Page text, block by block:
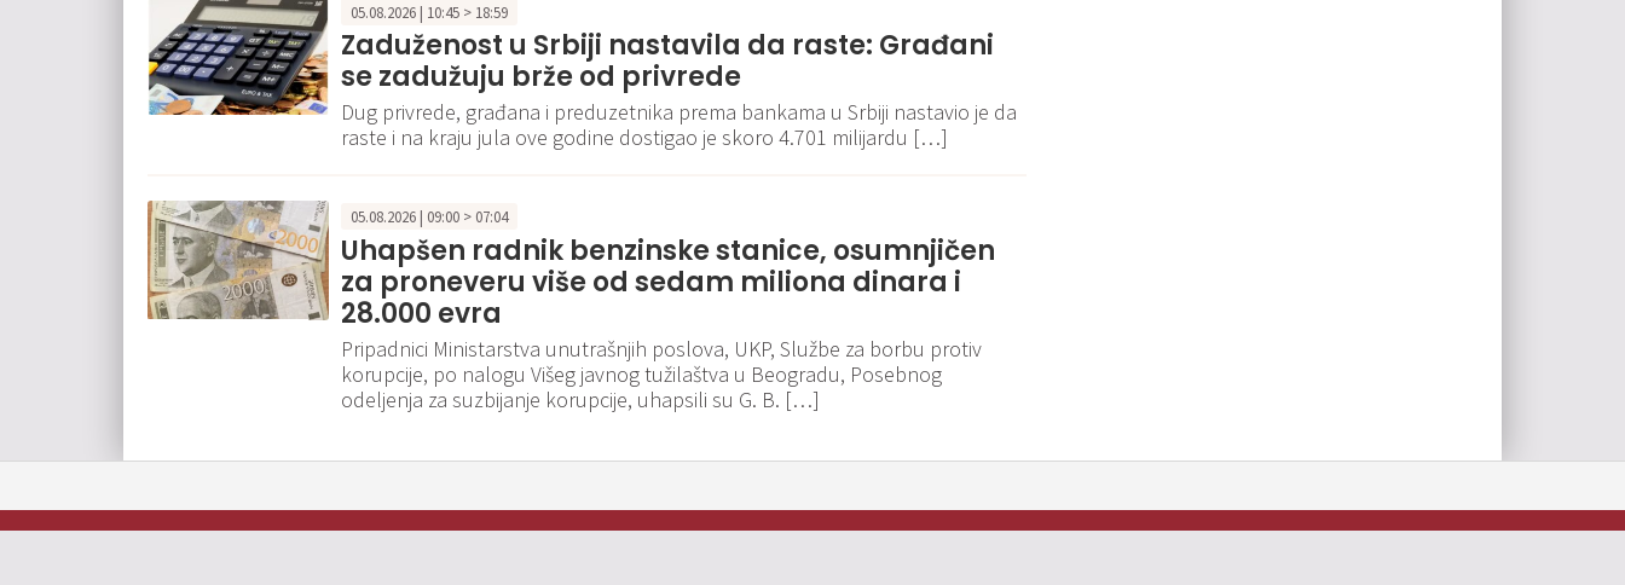
05.08.2026 | 10:45 > 18:59
Zaduženost u Srbiji nastavila da raste: Građani
se zadužuju brže od privrede
Dug privrede, građana i preduzetnika prema bankama u Srbiji nastavio je da
raste i na kraju jula ove godine dostigao je skoro 4.701 milijardu […]
05.08.2026 | 09:00 > 07:04
Uhapšen radnik benzinske stanice, osumnjičen
za proneveru više od sedam miliona dinara i
28.000 evra
Pripadnici Ministarstva unutrašnjih poslova, UKP, Službe za borbu protiv
korupcije, po nalogu Višeg javnog tužilaštva u Beogradu, Posebnog
odeljenja za suzbijanje korupcije, uhapsili su G. B. […]